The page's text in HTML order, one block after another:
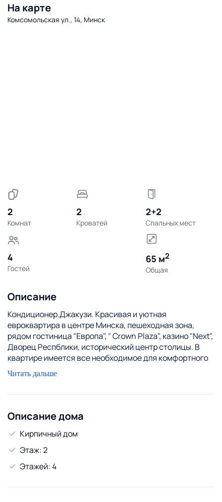
2
Комнат
2
Кроватей
2+2
Спальных мест
4
Гостей
65 м2
Общая
На карте
Комсомольская ул., 14, Минск
Описание
Кондиционер.Джакузи. Красивая и уютная
евроквартира в центре Минска, пешеходная зона,
рядом гостиница "Европа", " Crown Plaza", казино "Next",
Дворец Респблики, исторический центр столицы. В
квартире имеется все необходимое для комфортного
проживания, джакузи, биде, ЖКИ, спутниковое TV,
интернет Wi-Fi. Уют и чистоту гарантируем! Без
Читать дальше
Описание дома
Кирпичный дом
Этаж: 2
Этажей: 4